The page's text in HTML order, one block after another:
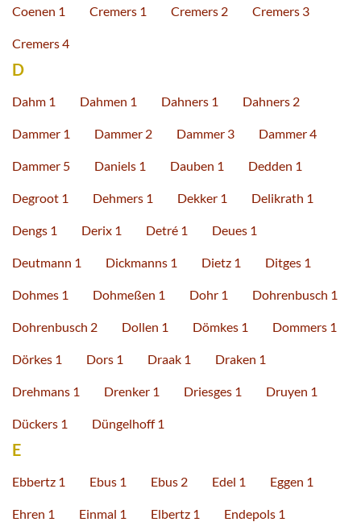
Coenen 1 Cremers 1 Cremers 2 Cremers 3
Cremers 4
D
Dahm 1 Dahmen 1 Dahners 1 Dahners 2
Dammer 1 Dammer 2 Dammer 3 Dammer 4
Dammer 5 Daniels 1 Dauben 1 Dedden 1
Degroot 1 Dehmers 1 Dekker 1 Delikrath 1
Dengs 1 Derix 1 Detré 1 Deues 1
Deutmann 1 Dickmanns 1 Dietz 1 Ditges 1
Dohmes 1 Dohmeßen 1 Dohr 1 Dohrenbusch 1
Dohrenbusch 2 Dollen 1 Dömkes 1 Dommers 1
Dörkes 1 Dors 1 Draak 1 Draken 1
Drehmans 1 Drenker 1 Driesges 1 Druyen 1
Dückers 1 Düngelhoff 1
E
Ebbertz 1 Ebus 1 Ebus 2 Edel 1 Eggen 1
Ehren 1 Einmal 1 Elbertz 1 Endepols 1